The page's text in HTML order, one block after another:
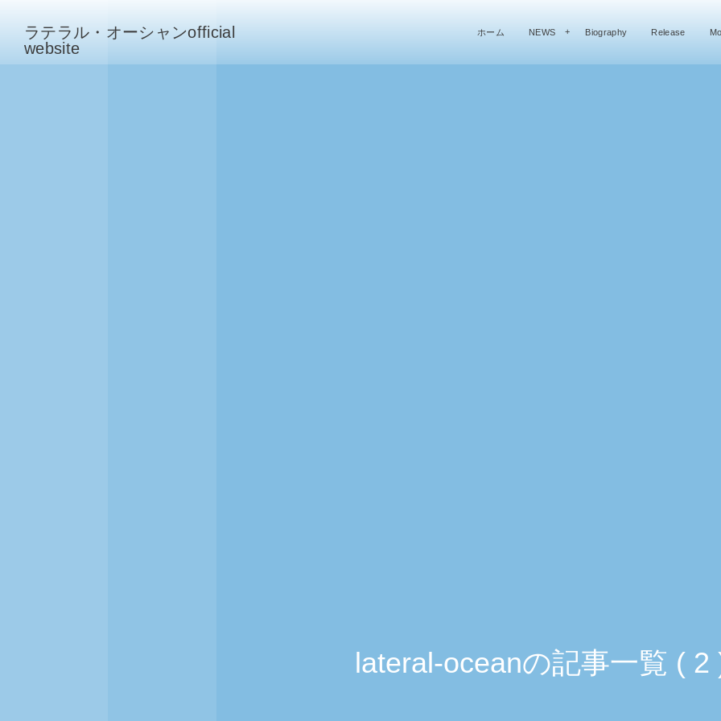
ラテラル・オーシャンofficial
website
ホーム NEWS Biography Release
lateral-oceanの記事一覧 ( 2